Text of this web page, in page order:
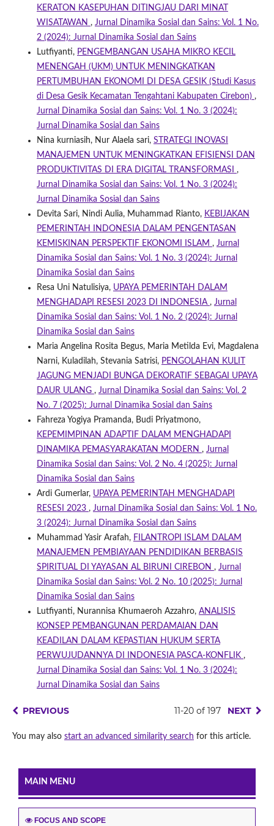
KERATON KASEPUHAN DITINGJAU DARI MINAT
WISATAWAN , Jurnal Dinamika Sosial dan Sains: Vol. 1 No.
2 (2024): Jurnal Dinamika Sosial dan Sains
Lutfiyanti, PENGEMBANGAN USAHA MIKRO KECIL
MENENGAH (UKM) UNTUK MENINGKATKAN
PERTUMBUHAN EKONOMI DI DESA GESIK (Studi Kasus
di Desa Gesik Kecamatan Tengahtani Kabupaten Cirebon) ,
Jurnal Dinamika Sosial dan Sains: Vol. 1 No. 3 (2024):
Jurnal Dinamika Sosial dan Sains
Nina kurniasih, Nur Alaela sari, STRATEGI INOVASI
MANAJEMEN UNTUK MENINGKATKAN EFISIENSI DAN
PRODUKTIVITAS DI ERA DIGITAL TRANSFORMASI ,
Jurnal Dinamika Sosial dan Sains: Vol. 1 No. 3 (2024):
Jurnal Dinamika Sosial dan Sains
Devita Sari, Nindi Aulia, Muhammad Rianto, KEBIJAKAN
PEMERINTAH INDONESIA DALAM PENGENTASAN
KEMISKINAN PERSPEKTIF EKONOMI ISLAM , Jurnal
Dinamika Sosial dan Sains: Vol. 1 No. 3 (2024): Jurnal
Dinamika Sosial dan Sains
Resa Uni Natulisiya, UPAYA PEMERINTAH DALAM
MENGHADAPI RESESI 2023 DI INDONESIA , Jurnal
Dinamika Sosial dan Sains: Vol. 1 No. 2 (2024): Jurnal
Dinamika Sosial dan Sains
Maria Angelina Rosita Begus, Maria Metilda Evi, Magdalena
Narni, Kuladilah, Stevania Satrisi, PENGOLAHAN KULIT
JAGUNG MENJADI BUNGA DEKORATIF SEBAGAI UPAYA
DAUR ULANG , Jurnal Dinamika Sosial dan Sains: Vol. 2
No. 7 (2025): Jurnal Dinamika Sosial dan Sains
Fahreza Yogiya Pramanda, Budi Priyatmono,
KEPEMIMPINAN ADAPTIF DALAM MENGHADAPI
DINAMIKA PEMASYARAKATAN MODERN , Jurnal
Dinamika Sosial dan Sains: Vol. 2 No. 4 (2025): Jurnal
Dinamika Sosial dan Sains
Ardi Gumerlar, UPAYA PEMERINTAH MENGHADAPI
RESESI 2023 , Jurnal Dinamika Sosial dan Sains: Vol. 1 No.
3 (2024): Jurnal Dinamika Sosial dan Sains
Muhammad Yasir Arafah, FILANTROPI ISLAM DALAM
MANAJEMEN PEMBIAYAAN PENDIDIKAN BERBASIS
SPIRITUAL DI YAYASAN AL BIRUNI CIREBON , Jurnal
Dinamika Sosial dan Sains: Vol. 2 No. 10 (2025): Jurnal
Dinamika Sosial dan Sains
Lutfiyanti, Nurannisa Khumaeroh Azzahro, ANALISIS
KONSEP PEMBANGUNAN PERDAMAIAN DAN
KEADILAN DALAM KEPASTIAN HUKUM SERTA
PERWUJUDANNYA DI INDONESIA PASCA-KONFLIK ,
Jurnal Dinamika Sosial dan Sains: Vol. 1 No. 3 (2024):
Jurnal Dinamika Sosial dan Sains
PREVIOUS 11-20 of 197 NEXT
You may also start an advanced similarity search for this article.
MAIN MENU
FOCUS AND SCOPE